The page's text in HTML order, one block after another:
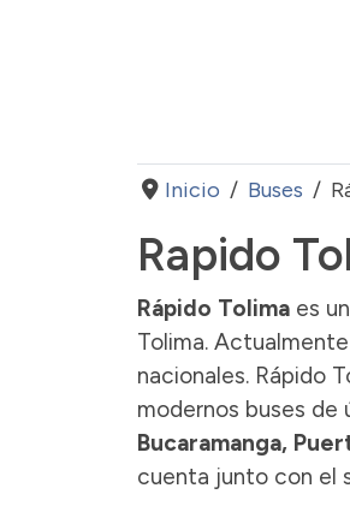
Inicio Buses
Rapido
Rápido Tolima es
Tolima.
nacionales. Rápido
modernos buses
Bucaramanga,
cuenta junto con el